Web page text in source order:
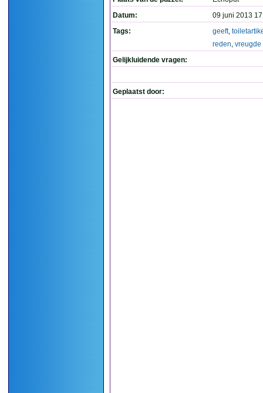
Datum:
09 juni 2013
Tags:
geeft,
reden, vreugde
Gelijkluidende vragen:
Geplaatst door: